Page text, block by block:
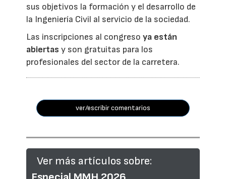
sus objetivos la formación y el desarrollo de
la Ingeniería Civil al servicio de la sociedad.
Las inscripciones al congresoya están
abiertas y son gratuitas para los
profesionales del sector de la carretera.
ver/escribir comentarios
Ver más artículos sobre: